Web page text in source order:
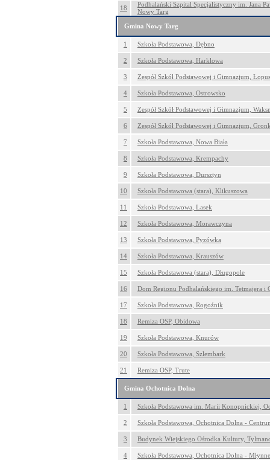
18
Podhalański Szpital Specjalistyczny im. Jana
Nowy Targ
Gmina Nowy Targ
1 Szkoła Podstawowa, Dębno
2 Szkoła Podstawowa, Harklowa
3 Zespół Szkół Podstawowej i Gimnazjum,
4 Szkoła Podstawowa, Ostrowsko
5 Zespół Szkół Podstawowej i Gimnazjum,
6 Zespół Szkół Podstawowej i Gimnazjum,
7 Szkoła Podstawowa, Nowa Biała
8 Szkoła Podstawowa, Krempachy
9 Szkoła Podstawowa, Dursztyn
10 Szkoła Podstawowa (stara), Klikuszowa
11 Szkoła Podstawowa, Lasek
12 Szkoła Podstawowa, Morawczyna
13 Szkoła Podstawowa, Pyzówka
14 Szkoła Podstawowa, Krauszów
15 Szkoła Podstawowa (stara), Długopole
16 Dom Regionu Podhalańskiego im. Tetmajera i
17 Szkoła Podstawowa, Rogoźnik
18 Remiza OSP, Obidowa
19 Szkoła Podstawowa, Knurów
20 Szkoła Podstawowa, Szlembark
21 Remiza OSP, Trute
Gmina Ochotnica Dolna
1 Szkoła Podstawowa im. Marii Konopnickiej,
2 Szkoła Podstawowa, Ochotnica Dolna -
3 Budynek Wiejskiego Ośrodka Kultury,
4 Szkoła Podstawowa, Ochotnica Dolna - Młynne